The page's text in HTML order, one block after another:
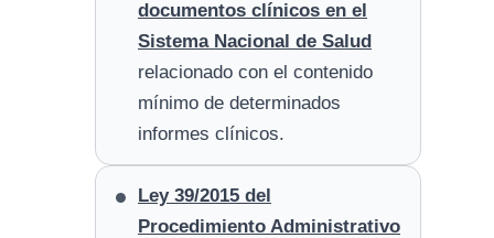
documentos clínicos en el
Sistema Nacional de Salud
relacionado con el contenido
mínimo de determinados
informes clínicos.
Ley 39/2015 del
Procedimiento Administrativo